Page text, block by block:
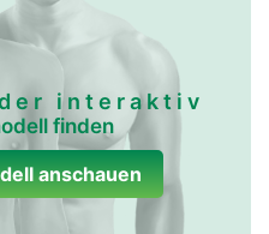
interaktiv
finden
anschauen